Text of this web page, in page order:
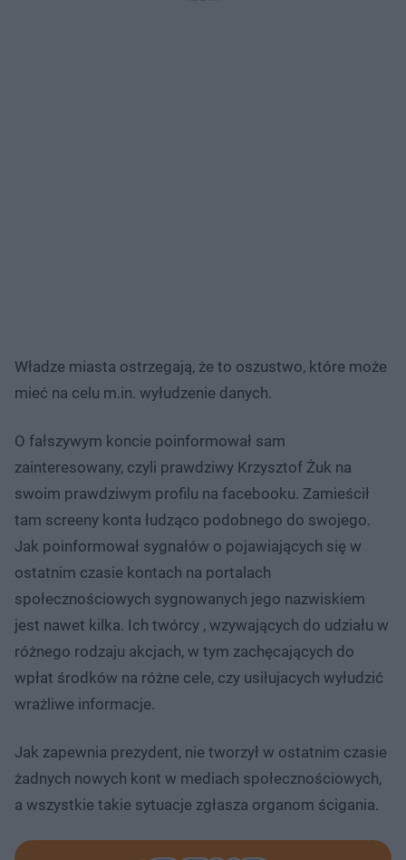
Władze miasta ostrzegają, że to oszustwo, które może
mieć na celu m.in. wyłudzenie danych.
O fałszywym koncie poinformował sam
zainteresowany, czyli prawdziwy Krzysztof Żuk na
swoim prawdziwym profilu na facebooku. Zamieścił
tam screeny konta łudząco podobnego do swojego.
Jak poinformował sygnałów o pojawiających się w
ostatnim czasie kontach na portalach
społecznościowych sygnowanych jego nazwiskiem
jest nawet kilka. Ich twórcy , wzywających do udziału w
różnego rodzaju akcjach, w tym zachęcających do
wpłat środków na różne cele, czy usiłujacych wyłudzić
wrażliwe informacje.
Jak zapewnia prezydent, nie tworzył w ostatnim czasie
żadnych nowych kont w mediach społecznościowych,
a wszystkie takie sytuacje zgłasza organom ścigania.